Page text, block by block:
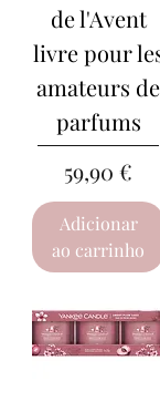
de l'Avent
livre pour
amateurs de
parfums
Preço
59,90 €
Adicionar
ao carrinho